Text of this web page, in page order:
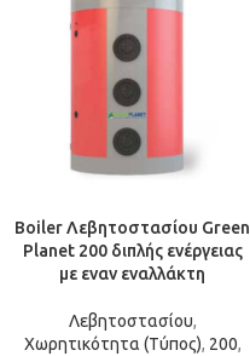
Boiler Λεβητοστασίου Green
Planet 200 διπλής ενέργειας
με εναν εναλλάκτη
Λεβητοστασίου,
Χωρητικότητα (Τύπος), 200,